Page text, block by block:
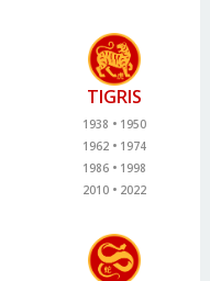
TIGRIS
1938
1950
1962
1974
1986
1998
2010
2022